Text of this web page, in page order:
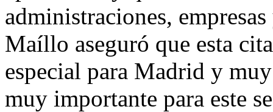
administraciones,
Maíllo aseguró que esta
especial para Madrid y
muy importante para este